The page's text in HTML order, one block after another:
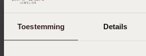
Toestemming Details